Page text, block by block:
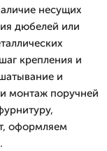
несущих
дюбелей или
крепления и
и
монтаж поручней
оформляем